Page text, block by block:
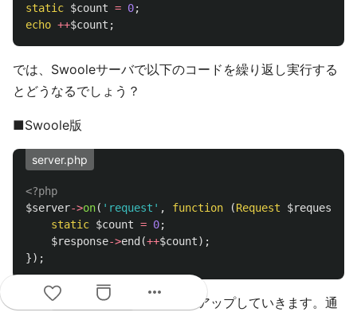
static $count = 0;
echo ++$count ;
では、Swooleサーバで以下のコードを繰り返し実行する
とどうなるでしょう？
■Swoole版
server.php
<?php
$server->on( 'request' , function (Request $request
static $count = 0;
$response->end(++$count);
});
答えは 1, 2, 3, ...
とカウントアップしていきます。通
more_horiz